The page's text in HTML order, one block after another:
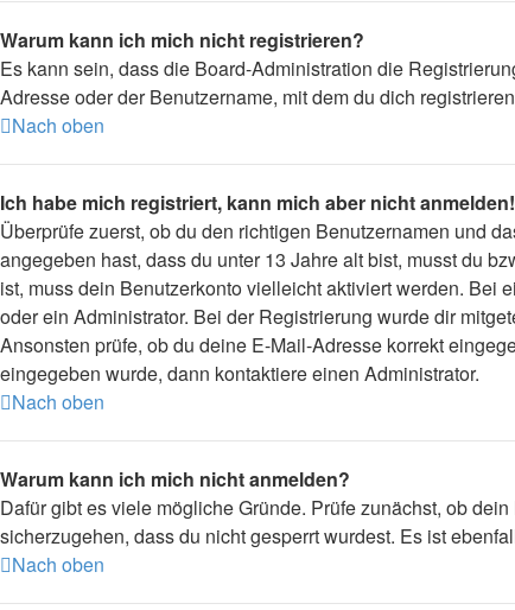
Warum kann ich mich nicht registrieren?
Es kann sein, dass die Board-Administration die
Adresse oder der Benutzername, mit dem du dich
Nach oben
Ich habe mich registriert, kann mich aber nicht anmelden!
Überprüfe zuerst, ob du den richtigen Benutzernamen und
angegeben hast, dass du unter 13 Jahre alt bist, musst du
ist, muss dein Benutzerkonto vielleicht aktiviert werden. Bei
oder ein Administrator. Bei der Registrierung wurde dir
Ansonsten prüfe, ob du deine E-Mail-Adresse korrekt
eingegeben wurde, dann kontaktiere einen Administrator.
Nach oben
Warum kann ich mich nicht anmelden?
Dafür gibt es viele mögliche Gründe. Prüfe zunächst, ob
sicherzugehen, dass du nicht gesperrt wurdest. Es ist
Nach oben